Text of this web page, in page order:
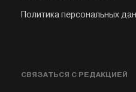
Политика персональных
СВЯЗАТЬСЯ С РЕДАКЦИЕЙ